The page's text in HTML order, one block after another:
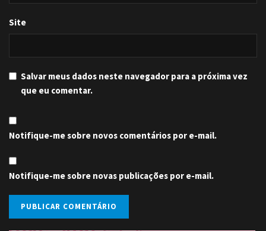
Site
Salvar meus dados neste navegador para a próxima vez
que eu comentar.
Notifique-me sobre novos comentários por e-mail.
Notifique-me sobre novas publicações por e-mail.